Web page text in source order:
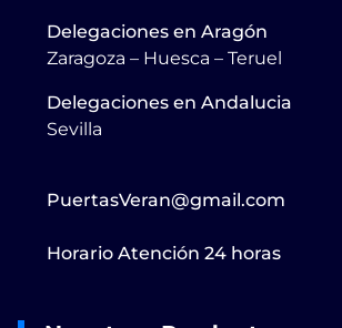
Delegaciones en Aragón
Zaragoza – Huesca – Teruel
Delegaciones en Andalucia
Sevilla
PuertasVeran@gmail.com
Horario Atención 24 horas